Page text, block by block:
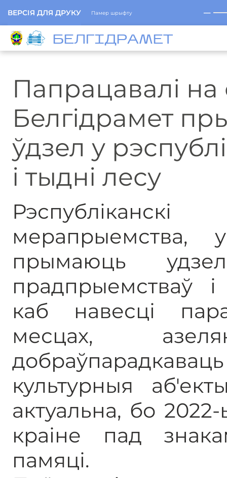
ВЕРСІЯ ДЛЯ ДРУКУ Памер шрыфту ─
БЕЛГIДРAМЕТ
Папрацавалі на
Белгідрамет
ўдзел у
і тыдні лесу
Рэспубліканскі
мерапрыемства,
прымаюць
прадпрыемстваў і
каб навесці
месцах,
культурныя
актуальна, бо
краіне пад
памяці.